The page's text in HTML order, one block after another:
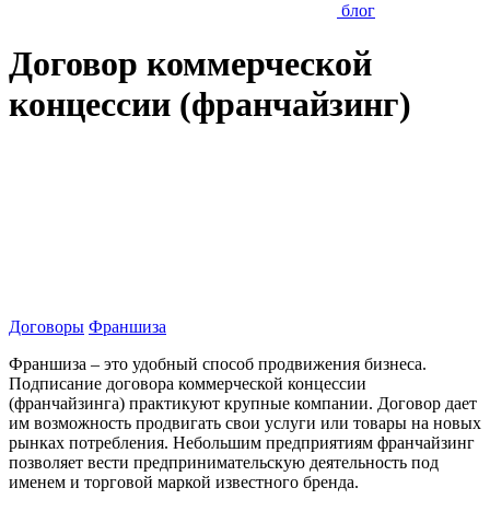
блог
Договор коммерческой
концессии (франчайзинг)
Договоры Франшиза
Франшиза – это удобный способ продвижения бизнеса.
Подписание договора коммерческой концессии
(франчайзинга) практикуют крупные компании. Договор дает
им возможность продвигать свои услуги или товары на новых
рынках потребления. Небольшим предприятиям франчайзинг
позволяет вести предпринимательскую деятельность под
именем и торговой маркой известного бренда.